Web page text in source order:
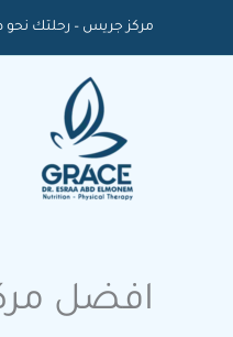
إلى
مركز جريس – رحلتك نحو
افضل